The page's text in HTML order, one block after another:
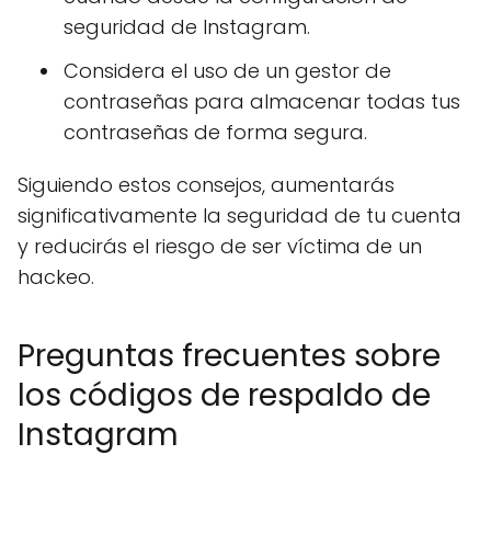
seguridad de Instagram.
Considera el uso de un gestor de
contraseñas para almacenar todas tus
contraseñas de forma segura.
Siguiendo estos consejos, aumentarás
significativamente la seguridad de tu cuenta
y reducirás el riesgo de ser víctima de un
hackeo.
Preguntas frecuentes sobre
los códigos de respaldo de
Instagram